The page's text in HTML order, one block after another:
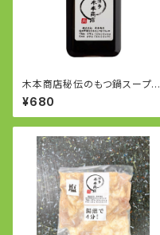
木本商店秘伝のもつ鍋スープ(2
合）
¥680